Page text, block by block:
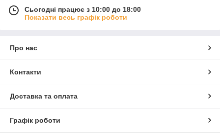
Сьогодні працює з 10:00 до 18:00
Показати весь графік роботи
Про нас
Контакти
Доставка та оплата
Графік роботи